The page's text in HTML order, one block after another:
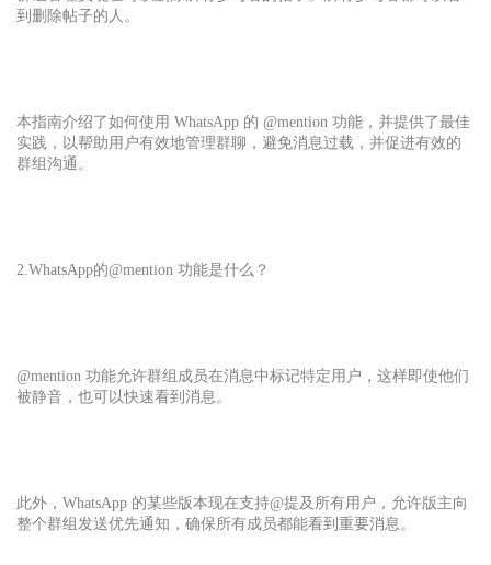
到删除帖子的人。
本指南介绍了如何使用 WhatsApp 的 @mention 功能，并提供了最佳
实践，以帮助用户有效地管理群聊，避免消息过载，并促进有效的
群组沟通。
2. WhatsApp的@mention 功能是什么？
@mention 功能允许群组成员在消息中标记特定用户，这样即使他们
被静音，也可以快速看到消息。
此外，WhatsApp 的某些版本现在支持@提及所有用户，允许版主向
整个群组发送优先通知，确保所有成员都能看到重要消息。